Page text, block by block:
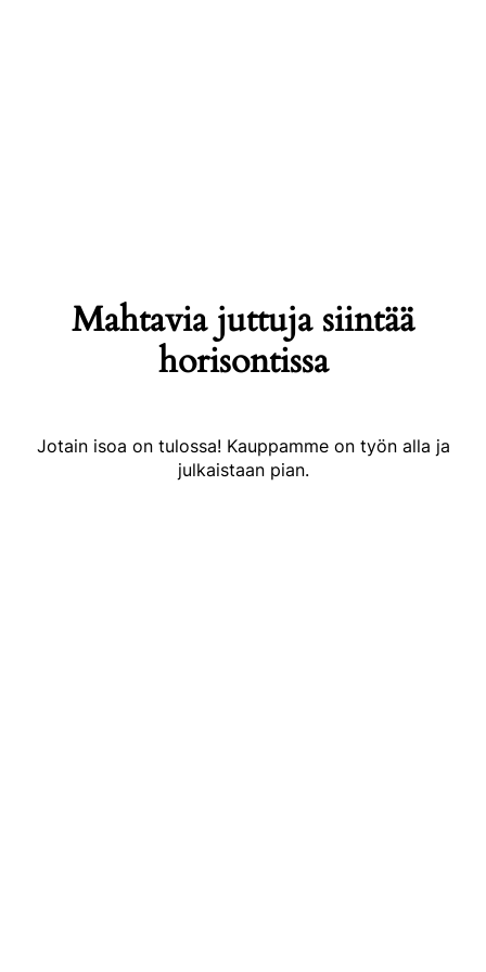
Mahtavia juttuja siintää
horisontissa
Jotain isoa on tulossa! Kauppamme on työn alla ja
julkaistaan pian.